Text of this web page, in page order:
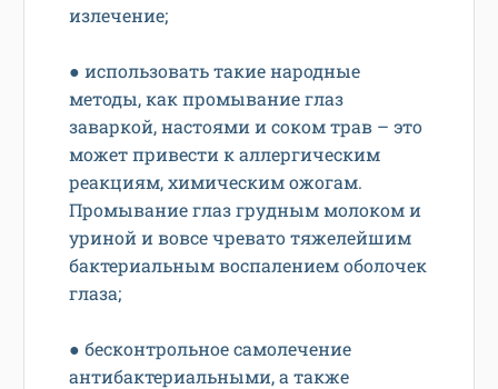
излечение;
● использовать такие народные
методы, как промывание глаз
заваркой, настоями и соком трав – это
может привести к аллергическим
реакциям, химическим ожогам.
Промывание глаз грудным молоком и
уриной и вовсе чревато тяжелейшим
бактериальным воспалением оболочек
глаза;
● бесконтрольное самолечение
антибактериальными, а также